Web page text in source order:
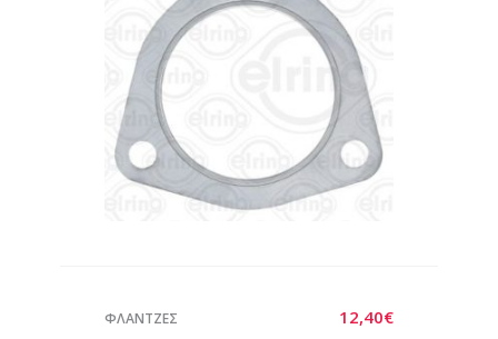
12,40€
ΦΛΑΝΤΖΕΣ